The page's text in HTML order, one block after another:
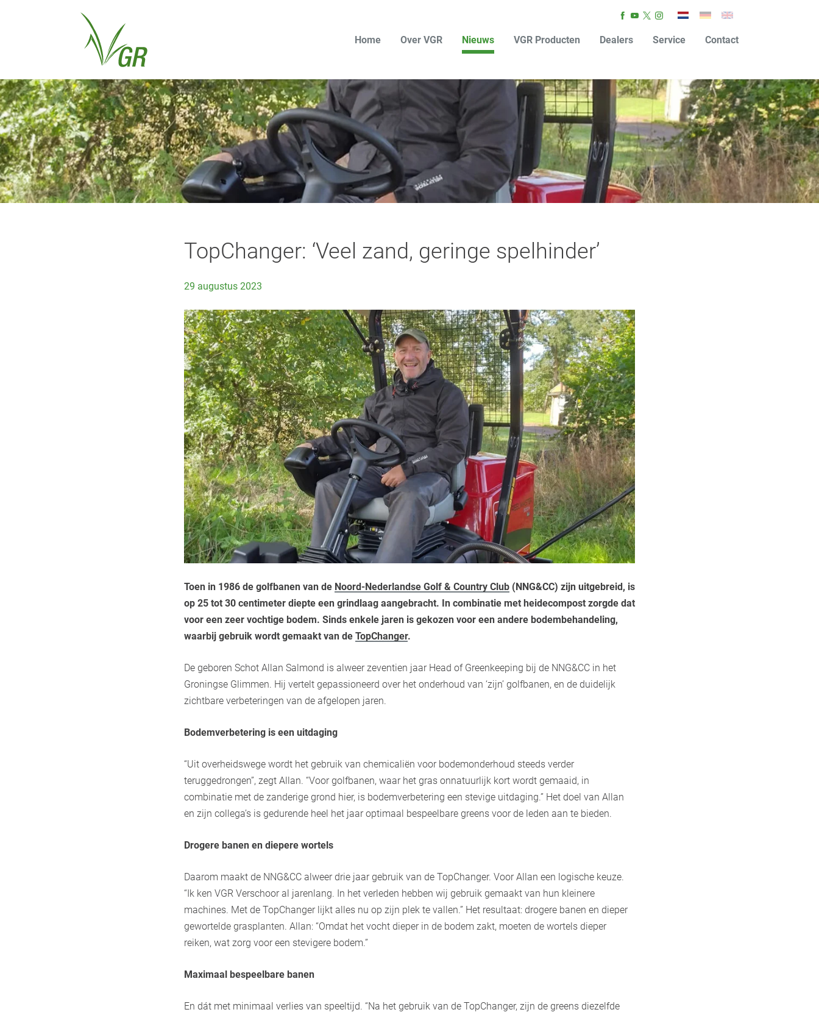
Home Over VGR Nieuws VGR Producten Dealers Service Contact
TopChanger: ‘Veel zand, geringe spelhinder’
29 augustus 2023
Toen in 1986 de golfbanen van de Noord-Nederlandse Golf & Country Club (NNG&CC) zijn uitgebreid, is
op 25 tot 30 centimeter diepte een grindlaag aangebracht. In combinatie met heidecompost zorgde dat
voor een zeer vochtige bodem. Sinds enkele jaren is gekozen voor een andere bodembehandeling,
waarbij gebruik wordt gemaakt van de TopChanger.
De geboren Schot Allan Salmond is alweer zeventien jaar Head of Greenkeeping bij de NNG&CC in het
Groningse Glimmen. Hij vertelt gepassioneerd over het onderhoud van ‘zijn’ golfbanen, en de duidelijk
zichtbare verbeteringen van de afgelopen jaren.
Bodemverbetering is een uitdaging
“Uit overheidswege wordt het gebruik van chemicaliën voor bodemonderhoud steeds verder
teruggedrongen”, zegt Allan. “Voor golfbanen, waar het gras onnatuurlijk kort wordt gemaaid, in
combinatie met de zanderige grond hier, is bodemverbetering een stevige uitdaging.” Het doel van Allan
en zijn collega’s is gedurende heel het jaar optimaal bespeelbare greens voor de leden aan te bieden.
Drogere banen en diepere wortels
Daarom maakt de NNG&CC alweer drie jaar gebruik van de TopChanger. Voor Allan een logische keuze.
“Ik ken VGR Verschoor al jarenlang. In het verleden hebben wij gebruik gemaakt van hun kleinere
machines. Met de TopChanger lijkt alles nu op zijn plek te vallen.” Het resultaat: drogere banen en dieper
gewortelde grasplanten. Allan: “Omdat het vocht dieper in de bodem zakt, moeten de wortels dieper
reiken, wat zorg voor een stevigere bodem.”
Maximaal bespeelbare banen
En dát met minimaal verlies van speeltijd. “Na het gebruik van de TopChanger, zijn de greens diezelfde